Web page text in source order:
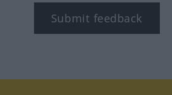
Submit feedback